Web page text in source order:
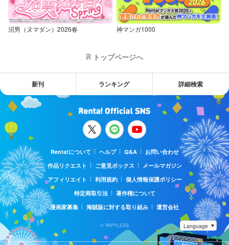
沼男（ヌマダン）2026春 神マンガ1000
トップページへ
新刊 ランキング 詳細検索
Renta!について ヘルプ Q&A
お問い合わせ
作品リクエスト
ご意見ボックス
メールマガジン
アフィリエイト
利用規約
個人情報保護ポリシー
特定商取引法
著作権について
漫画家募集
海賊版に対する取り組み 運営会社
© PAPYLESS